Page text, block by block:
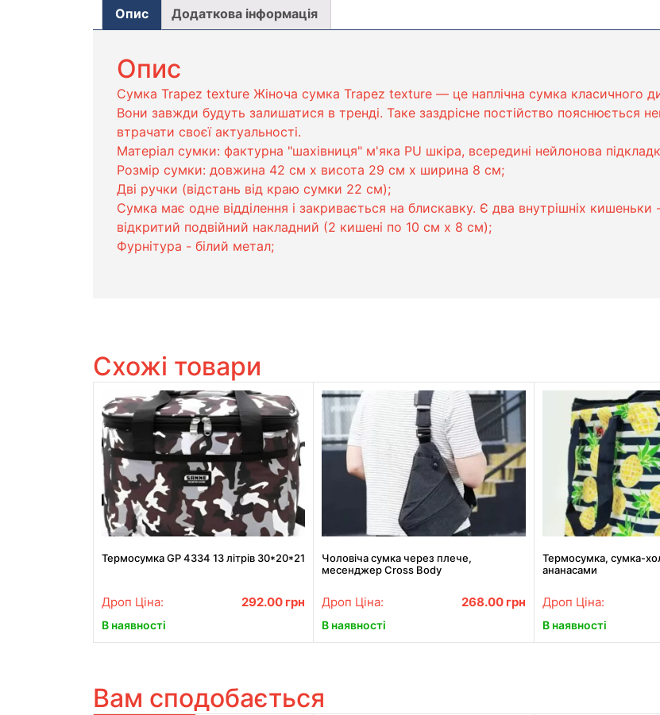
Опис Додаткова інформація
Опис
Сумка Trapez texture Жіноча сумка Trapez texture — це наплічна сумка класичного
Вони завжди будуть залишатися в тренді. Таке заздрісне постійство пояснюється
втрачати своєї актуальності.
Матеріал сумки: фактурна "шахівниця" м'яка PU шкіра, всередині нейлонова
Розмір сумки: довжина 42 см х висота 29 см х ширина 8 см;
Дві ручки (відстань від краю сумки 22 см);
Сумка має одне відділення і закривається на блискавку. Є два внутрішніх кишеньки
відкритий подвійний накладний (2 кишені по 10 см х 8 см);
Фурнітура - білий метал;
Схожі товари
Термосумка GP 4334 13 літрів 30*20*21
Дроп Ціна: 292.00 грн
В наявності
Чоловіча сумка через плече,
месенджер Cross Body
Дроп Ціна: 268.00 грн
В наявності
Термосумка, сумка-
ананасами
Дроп Ціна:
В наявності
Вам сподобається